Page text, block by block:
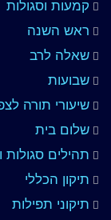
קמעות וסגולות
ראש השנה
שאלה לרב
שבועות
שיעורי תורה
שלום בית
תהילים סגולות
תיקון הכללי
תיקוני תפילות